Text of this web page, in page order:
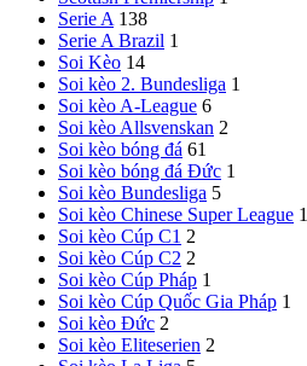
Serie A 138
Serie A Brazil 1
Soi Kèo 14
Soi kèo 2. Bundesliga 1
Soi kèo A-League 6
Soi kèo Allsvenskan 2
Soi kèo bóng đá 61
Soi kèo bóng đá Đức 1
Soi kèo Bundesliga 5
Soi kèo Chinese Super League 1
Soi kèo Cúp C1 2
Soi kèo Cúp C2 2
Soi kèo Cúp Pháp 1
Soi kèo Cúp Quốc Gia Pháp 1
Soi kèo Đức 2
Soi kèo Eliteserien 2